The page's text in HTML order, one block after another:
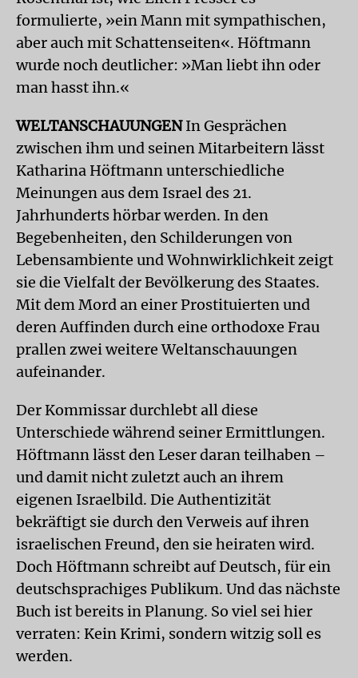
formulierte, »ein Mann mit sympathischen,
aber auch mit Schattenseiten«. Höftmann
wurde noch deutlicher: »Man liebt ihn oder
man hasst ihn.«
WELTANSCHAUUNGENIn Gesprächen
zwischen ihm und seinen Mitarbeitern lässt
Katharina Höftmann unterschiedliche
Meinungen aus dem Israel des 21.
Jahrhunderts hörbar werden. In den
Begebenheiten, den Schilderungen von
Lebensambiente und Wohnwirklichkeit zeigt
sie die Vielfalt der Bevölkerung des Staates.
Mit dem Mord an einer Prostituierten und
deren Auffinden durch eine orthodoxe Frau
prallen zwei weitere Weltanschauungen
aufeinander.
Der Kommissar durchlebt all diese
Unterschiede während seiner Ermittlungen.
Höftmann lässt den Leser daran teilhaben –
und damit nicht zuletzt auch an ihrem
eigenen Israelbild. Die Authentizität
bekräftigt sie durch den Verweis auf ihren
israelischen Freund, den sie heiraten wird.
Doch Höftmann schreibt auf Deutsch, für ein
deutschsprachiges Publikum. Und das nächste
Buch ist bereits in Planung. So viel sei hier
verraten: Kein Krimi, sondern witzig soll es
werden.